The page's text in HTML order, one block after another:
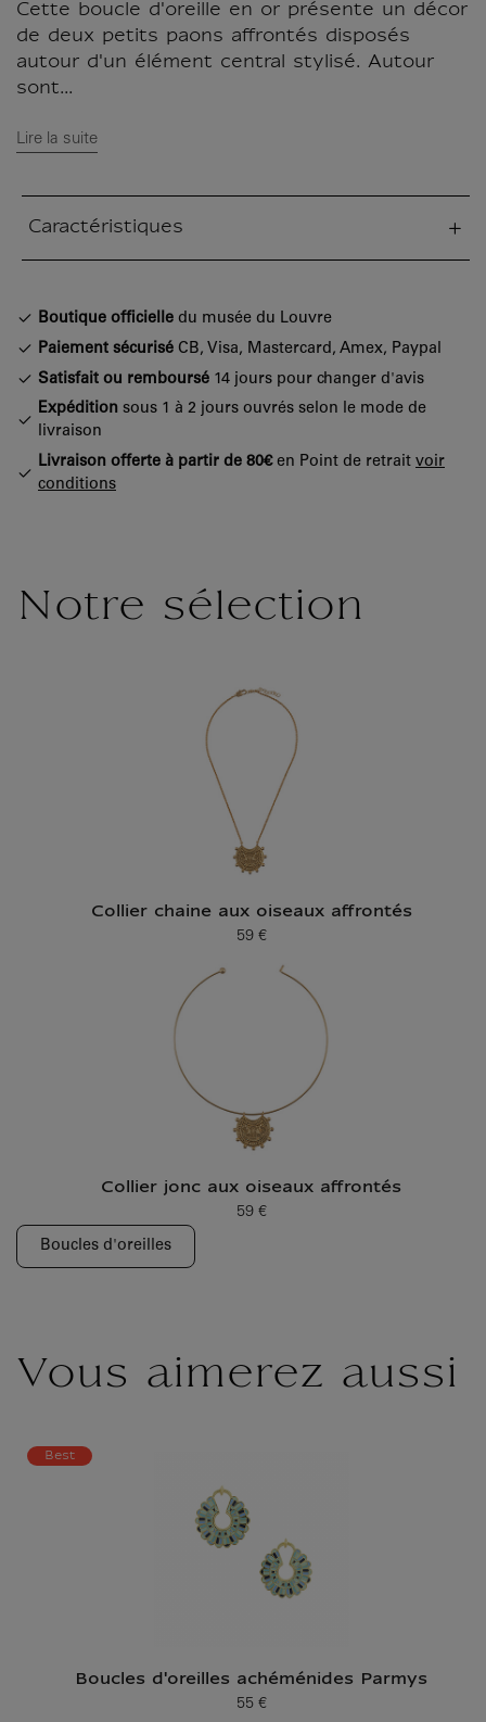
Cette boucle d'oreille en or présente un décor
de deux petits paons affrontés disposés
autour d'un élément central stylisé. Autour
sont...
Lire la suite
Caractéristiques
Boutique officielle du musée du Louvre
Paiement sécurisé CB, Visa, Mastercard, Amex, Paypal
Satisfait ou remboursé 14 jours pour changer d'avis
Expédition sous 1 à 2 jours ouvrés selon le mode de
livraison
Livraison offerte à partir de 80€en Point de retrait voir
conditions
Notre sélection
Collier chaine aux oiseaux affrontés
Prix ​​actuel
59 €
Collier jonc aux oiseaux affrontés
Prix ​​actuel
59 €
Boucles d'oreilles
Vous aimerez aussi
Best
Boucles d'oreilles achéménides Parmys
Prix ​​actuel
55 €